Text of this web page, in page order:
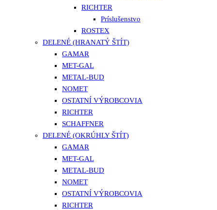
RICHTER
Príslušenstvo
ROSTEX
DELENÉ (HRANATÝ ŠTÍT)
GAMAR
MET-GAL
METAL-BUD
NOMET
OSTATNÍ VÝROBCOVIA
RICHTER
SCHAFFNER
DELENÉ (OKRÚHLY ŠTÍT)
GAMAR
MET-GAL
METAL-BUD
NOMET
OSTATNÍ VÝROBCOVIA
RICHTER